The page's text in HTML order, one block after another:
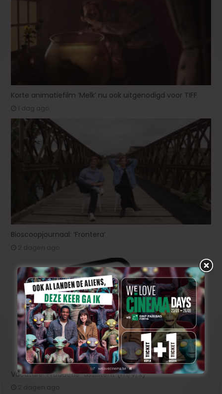
Korte animatiefilm ‘Melk’ nu ook uitgenodigd voor TIFF
1 dag ago
Bioscoopjournaal: ‘Frontera’
2 dagen ago
Vacature: Productie-assistent (m/v/x)